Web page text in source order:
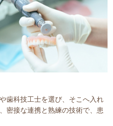
歯科技工士を選び、そこへ入れ
密接な連携と熟練の技術で、患